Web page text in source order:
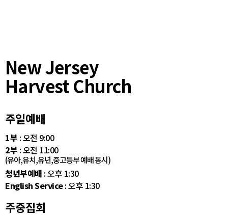
New Jersey
Harvest Church
주일예배
1부 : 오전 9:00
2부 : 오전 11:00
(유아,유치,유년,중고등부 예배 동시)
청년부예배 : 오후 1:30
English Service: 오후 1:30
주중집회